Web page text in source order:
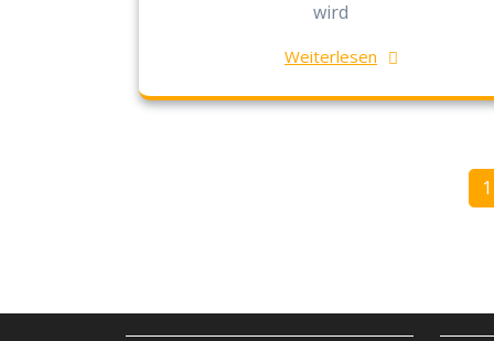
wird
Weiterlesen
1